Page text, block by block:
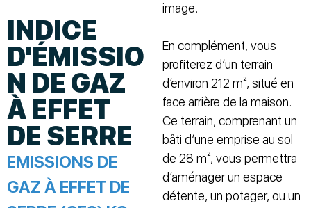
INDICE
D'ÉMISSIO
N DE GAZ
À EFFET
DE SERRE
EMISSIONS DE
GAZ À EFFET DE
image.
En complément, vous
profiterez d’un terrain
d’environ 212 m², situé en
face arrière de la maison.
Ce terrain, comprenant un
bâti d’une emprise au sol
de 28 m², vous permettra
d’aménager un espace
détente, un potager, ou un